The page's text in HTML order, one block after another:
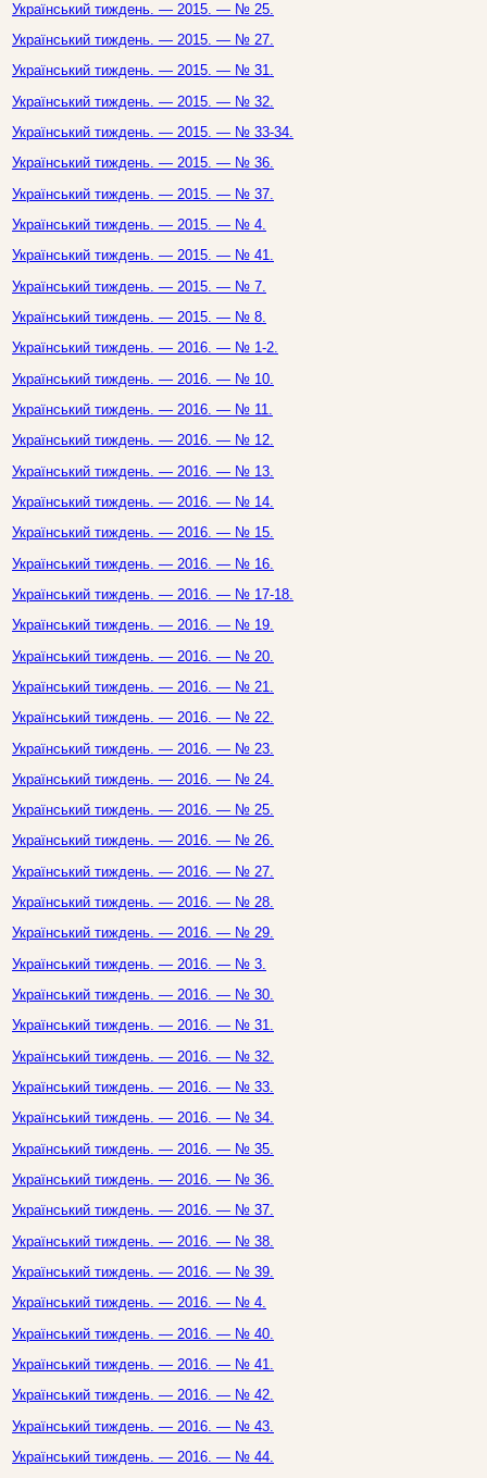
Український тиждень. — 2015. — № 25.
Український тиждень. — 2015. — № 27.
Український тиждень. — 2015. — № 31.
Український тиждень. — 2015. — № 32.
Український тиждень. — 2015. — № 33-34.
Український тиждень. — 2015. — № 36.
Український тиждень. — 2015. — № 37.
Український тиждень. — 2015. — № 4.
Український тиждень. — 2015. — № 41.
Український тиждень. — 2015. — № 7.
Український тиждень. — 2015. — № 8.
Український тиждень. — 2016. — № 1-2.
Український тиждень. — 2016. — № 10.
Український тиждень. — 2016. — № 11.
Український тиждень. — 2016. — № 12.
Український тиждень. — 2016. — № 13.
Український тиждень. — 2016. — № 14.
Український тиждень. — 2016. — № 15.
Український тиждень. — 2016. — № 16.
Український тиждень. — 2016. — № 17-18.
Український тиждень. — 2016. — № 19.
Український тиждень. — 2016. — № 20.
Український тиждень. — 2016. — № 21.
Український тиждень. — 2016. — № 22.
Український тиждень. — 2016. — № 23.
Український тиждень. — 2016. — № 24.
Український тиждень. — 2016. — № 25.
Український тиждень. — 2016. — № 26.
Український тиждень. — 2016. — № 27.
Український тиждень. — 2016. — № 28.
Український тиждень. — 2016. — № 29.
Український тиждень. — 2016. — № 3.
Український тиждень. — 2016. — № 30.
Український тиждень. — 2016. — № 31.
Український тиждень. — 2016. — № 32.
Український тиждень. — 2016. — № 33.
Український тиждень. — 2016. — № 34.
Український тиждень. — 2016. — № 35.
Український тиждень. — 2016. — № 36.
Український тиждень. — 2016. — № 37.
Український тиждень. — 2016. — № 38.
Український тиждень. — 2016. — № 39.
Український тиждень. — 2016. — № 4.
Український тиждень. — 2016. — № 40.
Український тиждень. — 2016. — № 41.
Український тиждень. — 2016. — № 42.
Український тиждень. — 2016. — № 43.
Український тиждень. — 2016. — № 44.